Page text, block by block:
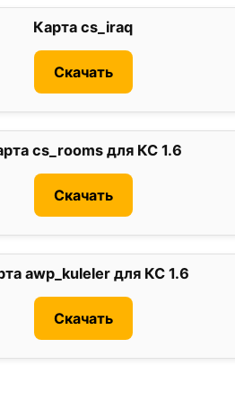
Карта cs_iraq
Скачать
cs_rooms для КС 1.6
Скачать
awp_kuleler для КС 1.6
Скачать